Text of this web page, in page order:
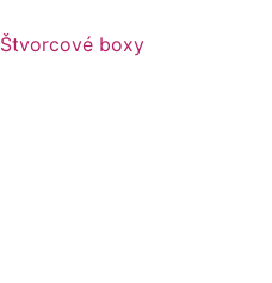
Štvorcové boxy